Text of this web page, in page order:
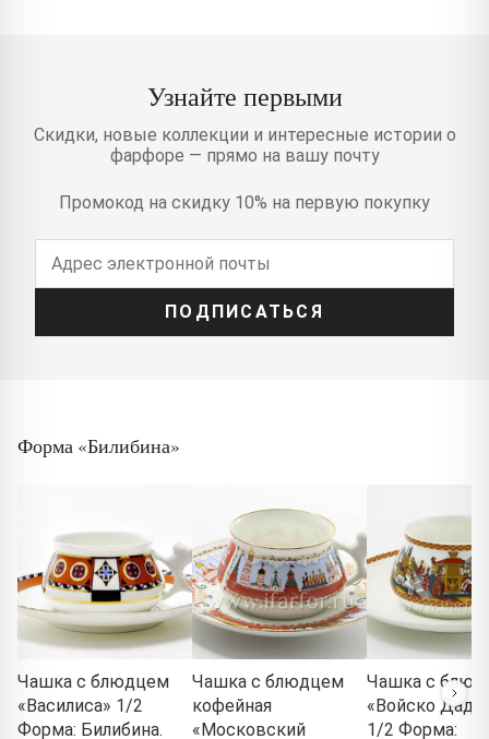
Узнайте первыми
Скидки, новые коллекции и интересные истории о
фарфоре — прямо на вашу почту
Промокод на скидку 10% на первую покупку
ПОДПИСАТЬСЯ
Форма «Билибина»
Чашка с блюдцем
«Василиса» 1/2
Форма: Билибина.
Чашка с блюдцем
кофейная
«Московский
Чашка с
«Войско
1/2 Форма: